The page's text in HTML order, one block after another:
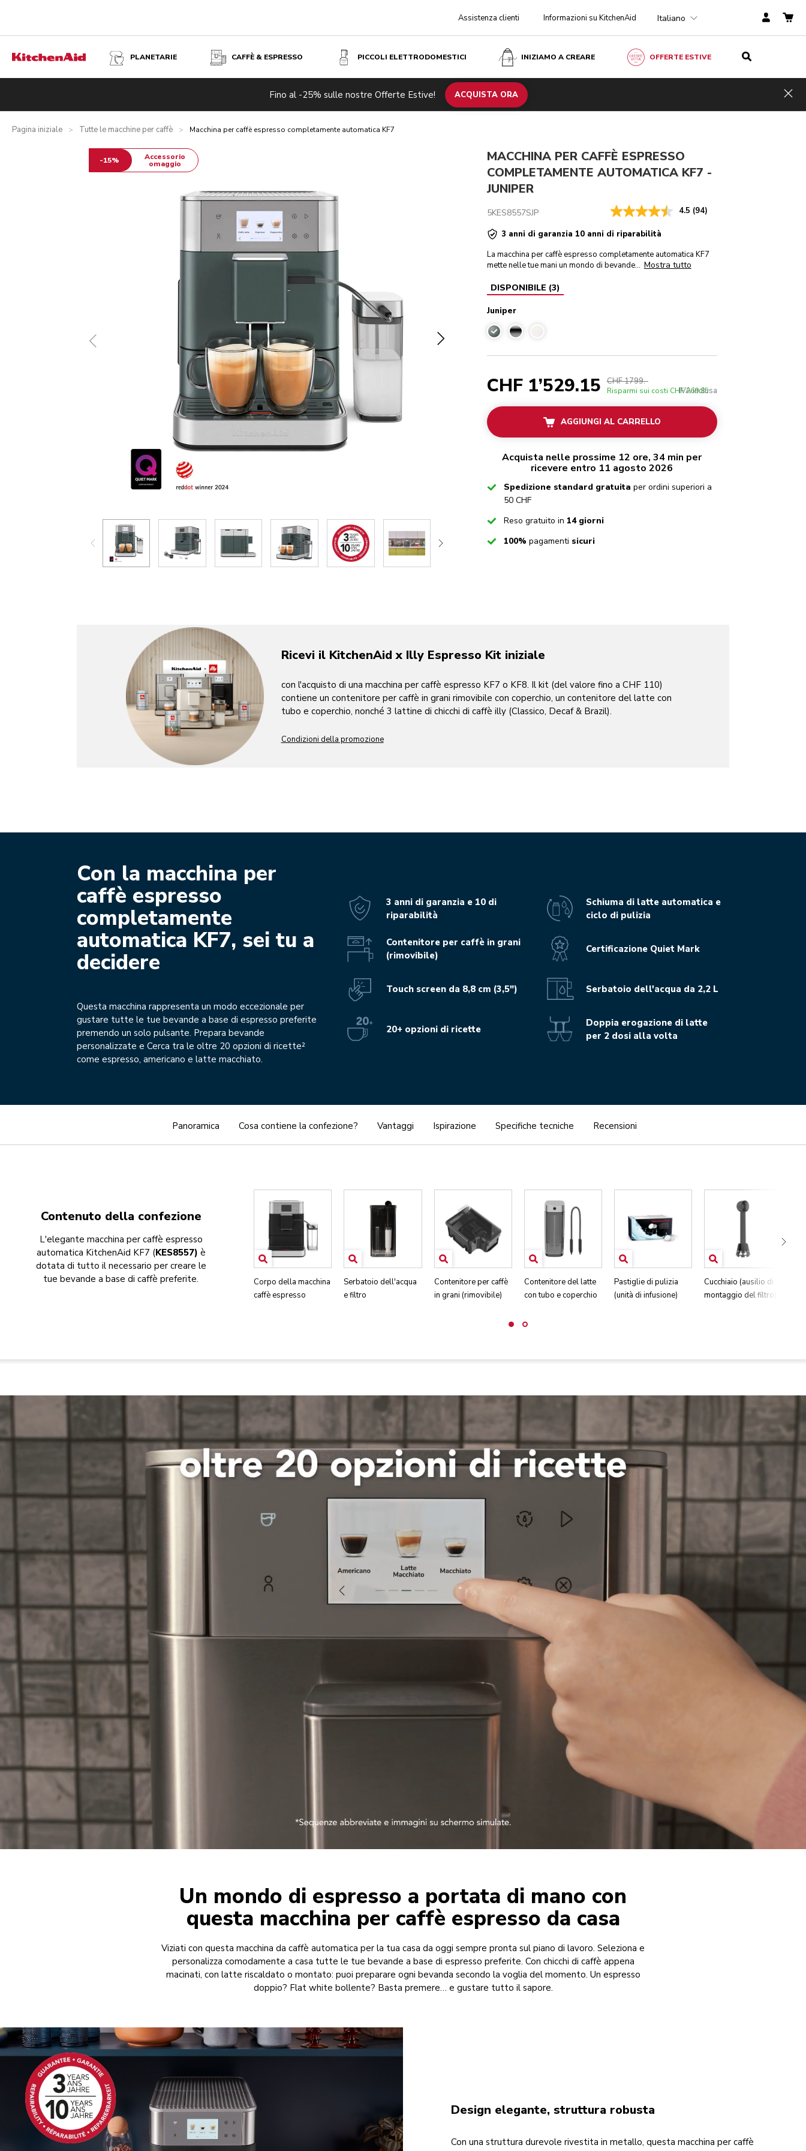
Assistenza clienti Informazioni su KitchenAid Italiano
PLANETARIE CAFFÈ & ESPRESSO PICCOLI ELETTRODOMESTICI INIZIAMO A CREARE OFFERTE ESTIVE
Fino al -25% sulle nostre Offerte Estive! ACQUISTA ORA
Pagina iniziale > Tutte le macchine per caffè > Macchina per caffè espresso completamente automatica KF7
Ispirazione Specifiche tecniche Recensioni CHF 1’529.15
-15% Accessorio
omaggio
MACCHINA PER CAFFÈ ESPRESSO
COMPLETAMENTE AUTOMATICA KF7 -
JUNIPER
5KES8557SJP 4.5 (94)
3 anni di garanzia 10 anni di riparabilità
La macchina per caffè espresso completamente automatica KF7
mette nelle tue mani un mondo di bevande... Mostra tutto
DISPONIBILE (3)
Juniper
Juniper
CHF 1’529.15 CHF 1799.-
Risparmi sui costi CHF 269.85
IVA inclusa
AGGIUNGI AL CARRELLO
Acquista nelle prossime 12 ore, 34 min per
ricevere entro 11 agosto 2026
CheckedSpedizione standard gratuita per ordini superiori a
50 CHF
CheckedReso gratuito in 14 giorni
Checked
100% pagamenti sicuri
Ricevi il KitchenAid x Illy Espresso Kit iniziale
con l'acquisto di una macchina per caffè espresso KF7 o KF8. Il kit (del valore fino a CHF 110)
contiene un contenitore per caffè in grani rimovibile con coperchio, un contenitore del latte con
tubo e coperchio, nonché 3 lattine di chicchi di caffè illy (Classico, Decaf & Brazil).
Condizioni della promozione
Con la macchina per
caffè espresso
completamente
automatica KF7, sei tu a
decidere
Questa macchina rappresenta un modo eccezionale per
gustare tutte le tue bevande a base di espresso preferite
premendo un solo pulsante. Prepara bevande
personalizzate e Cerca tra le oltre 20 opzioni di ricette²
come espresso, americano e latte macchiato.
3 anni di garanzia e 10 di
riparabilità
Contenitore per caffè in grani
(rimovibile)
Touch screen da 8,8 cm (3,5")
20+ opzioni di ricette
Schiuma di latte automatica e
ciclo di pulizia
Certificazione Quiet Mark
Serbatoio dell'acqua da 2,2 L
Doppia erogazione di latte
per 2 dosi alla volta
Panoramica Cosa contiene la confezione? Vantaggi Ispirazione Specifiche tecniche Recensioni
Contenuto della confezione
L'elegante macchina per caffè espresso
automatica KitchenAid KF7 (KES8557) è
dotata di tutto il necessario per creare le
tue bevande a base di caffè preferite.
Corpo della macchina
caffè espresso
Serbatoio dell'acqua
e filtro
Contenitore per caffè
in grani (rimovibile)
Contenitore del latte
con tubo e coperchio
Pastiglie di pulizia
(unità di infusione)
Cucchiaio (ausilio di
montaggio del filtro)
Un mondo di espresso a portata di mano con
questa macchina per caffè espresso da casa
Viziati con questa macchina da caffè automatica per la tua casa da oggi sempre pronta sul piano di lavoro. Seleziona e
personalizza comodamente a casa tutte le tue bevande a base di espresso preferite. Con chicchi di caffè appena
macinati, con latte riscaldato o montato: puoi preparare ogni bevanda secondo la voglia del momento. Un espresso
doppio? Flat white bollente? Basta premere… e gustare tutto il sapore.
Design elegante, struttura robusta
Con una struttura durevole rivestita in metallo, questa macchina per caffè